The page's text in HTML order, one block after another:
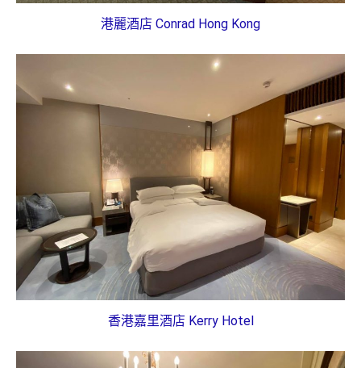
港麗酒店 Conrad Hong Kong
香港嘉里酒店 Kerry Hotel